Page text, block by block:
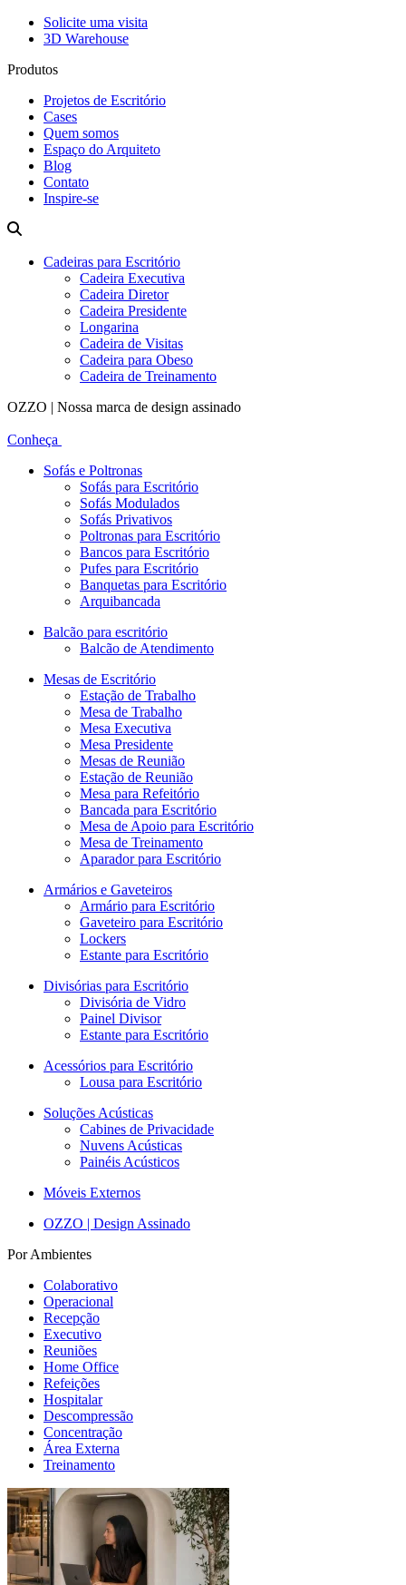
Solicite uma visita
3D Warehouse
Produtos
Projetos de Escritório
Cases
Quem somos
Espaço do Arquiteto
Blog
Contato
Inspire-se
Cadeiras para Escritório
Cadeira Executiva
Cadeira Diretor
Cadeira Presidente
Longarina
Cadeira de Visitas
Cadeira para Obeso
Cadeira de Treinamento
OZZO | Nossa marca de design assinado
Conheça
Sofás e Poltronas
Sofás para Escritório
Sofás Modulados
Sofás Privativos
Poltronas para Escritório
Bancos para Escritório
Pufes para Escritório
Banquetas para Escritório
Arquibancada
Balcão para escritório
Balcão de Atendimento
Mesas de Escritório
Estação de Trabalho
Mesa de Trabalho
Mesa Executiva
Mesa Presidente
Mesas de Reunião
Estação de Reunião
Mesa para Refeitório
Bancada para Escritório
Mesa de Apoio para Escritório
Mesa de Treinamento
Aparador para Escritório
Armários e Gaveteiros
Armário para Escritório
Gaveteiro para Escritório
Lockers
Estante para Escritório
Divisórias para Escritório
Divisória de Vidro
Painel Divisor
Estante para Escritório
Acessórios para Escritório
Lousa para Escritório
Soluções Acústicas
Cabines de Privacidade
Nuvens Acústicas
Painéis Acústicos
Móveis Externos
OZZO | Design Assinado
Por Ambientes
Colaborativo
Operacional
Recepção
Executivo
Reuniões
Home Office
Refeições
Hospitalar
Descompressão
Concentração
Área Externa
Treinamento